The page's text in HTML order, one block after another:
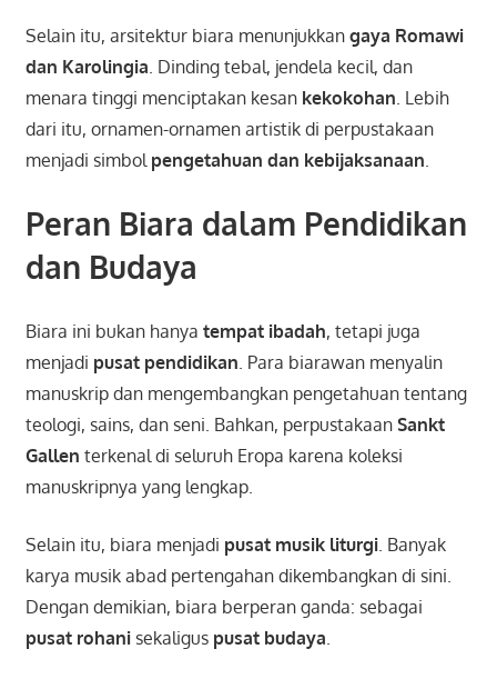
Selain itu, arsitektur biara menunjukkan gaya Romawi
dan Karolingia . Dinding tebal, jendela kecil, dan
menara tinggi menciptakan kesan kekokohan . Lebih
dari itu, ornamen-ornamen artistik di perpustakaan
menjadi simbol pengetahuan dan kebijaksanaan
Peran Biara dalam Pendidikan
dan Budaya
Biara ini bukan hanya tempat ibadah, tetapi juga
menjadi pusat pendidikan . Para biarawan menyalin
manuskrip dan mengembangkan pengetahuan tentang
teologi, sains, dan seni. Bahkan, perpustakaan Sankt
Gallen terkenal di seluruh Eropa karena koleksi
manuskripnya yang lengkap.
Selain itu, biara menjadi pusat musik liturgi. Banyak
karya musik abad pertengahan dikembangkan di sini.
Dengan demikian, biara berperan ganda: sebagai
pusat rohanisekaligus pusat budaya